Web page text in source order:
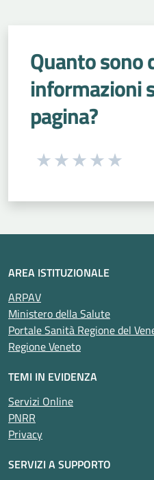
Quanto sono
informazioni
pagina?
Seleziona una
AREA ISTITUZIONALE
ARPAV
Ministero della Salute
Portale Sanità Regione del
Regione Veneto
TEMI IN EVIDENZA
Servizi Online
PNRR
Privacy
SERVIZI A SUPPORTO